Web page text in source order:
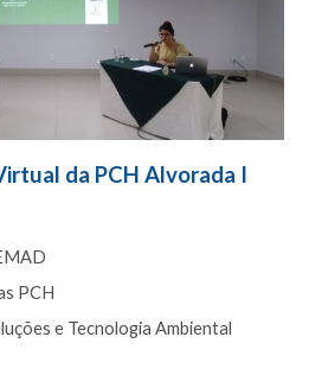
da PCH Alvorada I
PCH
e Tecnologia Ambiental